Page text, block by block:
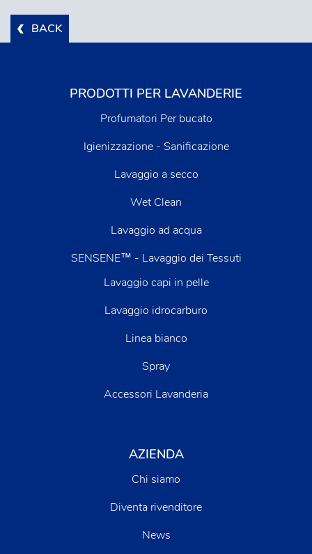
BACK
PRODOTTI PER LAVANDERIE
Profumatori Per bucato
Igienizzazione - Sanificazione
Lavaggio a secco
Wet Clean
Lavaggio ad acqua
SENSENE™ - Lavaggio dei Tessuti
Lavaggio capi in pelle
Lavaggio idrocarburo
Linea bianco
Spray
Accessori Lavanderia
AZIENDA
Chi siamo
Diventa rivenditore
News